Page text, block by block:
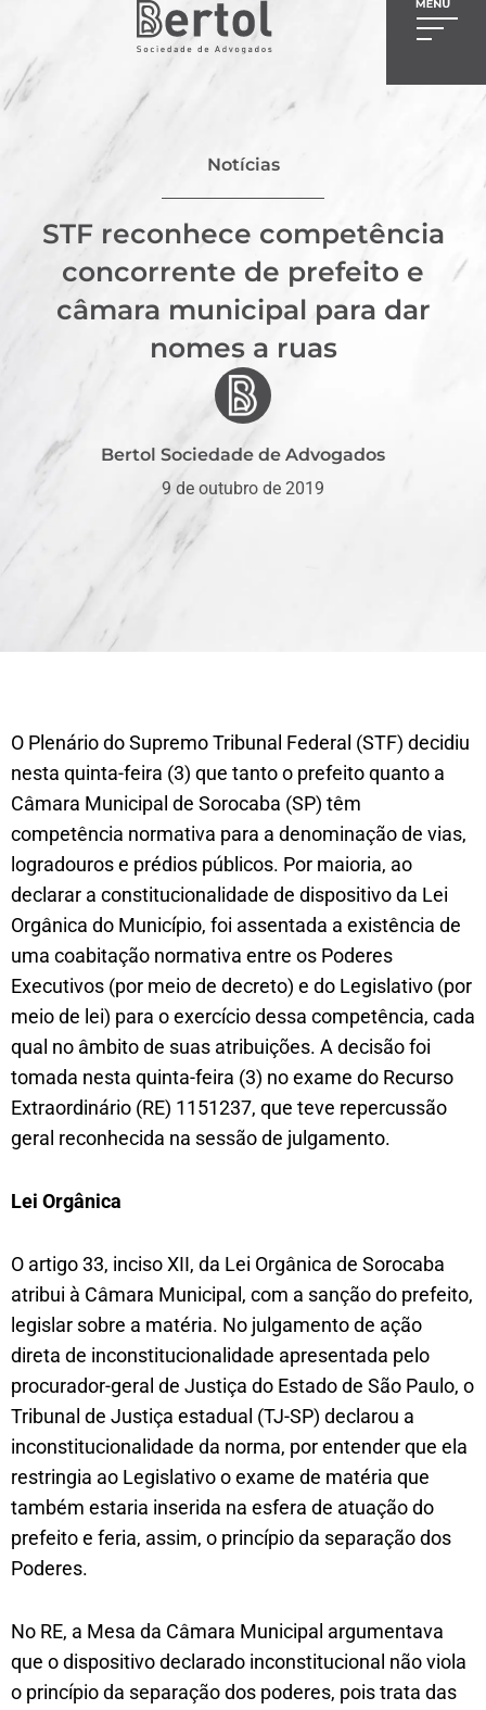
Notícias
STF reconhece competência
concorrente de prefeito e
câmara municipal para dar
nomes a ruas
Bertol Sociedade de Advogados
9 de outubro de 2019
O Plenário do Supremo Tribunal Federal (STF) decidiu
nesta quinta-feira (3) que tanto o prefeito quanto a
Câmara Municipal de Sorocaba (SP) têm
competência normativa para a denominação de vias,
logradouros e prédios públicos. Por maioria, ao
declarar a constitucionalidade de dispositivo da Lei
Orgânica do Município, foi assentada a existência de
uma coabitação normativa entre os Poderes
Executivos (por meio de decreto) e do Legislativo (por
meio de lei) para o exercício dessa competência, cada
qual no âmbito de suas atribuições. A decisão foi
tomada nesta quinta-feira (3) no exame do Recurso
Extraordinário (RE) 1151237, que teve repercussão
geral reconhecida na sessão de julgamento.
Lei Orgânica
O artigo 33, inciso XII, da Lei Orgânica de Sorocaba
atribui à Câmara Municipal, com a sanção do prefeito,
legislar sobre a matéria. No julgamento de ação
direta de inconstitucionalidade apresentada pelo
procurador-geral de Justiça do Estado de São Paulo, o
Tribunal de Justiça estadual (TJ-SP) declarou a
inconstitucionalidade da norma, por entender que ela
restringia ao Legislativo o exame de matéria que
também estaria inserida na esfera de atuação do
prefeito e feria, assim, o princípio da separação dos
Poderes.
No RE, a Mesa da Câmara Municipal argumentava
que o dispositivo declarado inconstitucional não viola
o princípio da separação dos poderes, pois trata das